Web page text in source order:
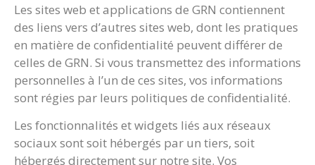
Les sites web et applications de GRN contiennent
des liens vers d’autres sites web, dont les pratiques
en matière de confidentialité peuvent différer de
celles de GRN. Si vous transmettez des informations
personnelles à l’un de ces sites, vos informations
sont régies par leurs politiques de confidentialité.
Les fonctionnalités et widgets liés aux réseaux
sociaux sont soit hébergés par un tiers, soit
hébergés directement sur notre site. Vos